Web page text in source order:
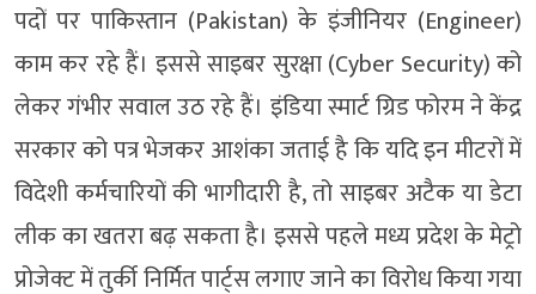
पदों पर पाकिस्तान (Pakistan) के इंजीनियर (Engineer)
काम कर रहे हैं। इससे साइबर सुरक्षा (Cyber Security) को
लेकर गंभीर सवाल उठ रहे हैं। इंडिया स्मार्ट ग्रिड फोरम ने केंद्र
सरकार को पत्र भेजकर आशंका जताई है कि यदि इन मीटरों में
विदेशी कर्मचारियों की भागीदारी है, तो साइबर अटैक या डेटा
लीक का खतरा बढ़ सकता है। इससे पहले मध्य प्रदेश के मेट्रो
प्रोजेक्ट में तुर्की निर्मित पार्ट्स लगाए जाने का विरोध किया गया